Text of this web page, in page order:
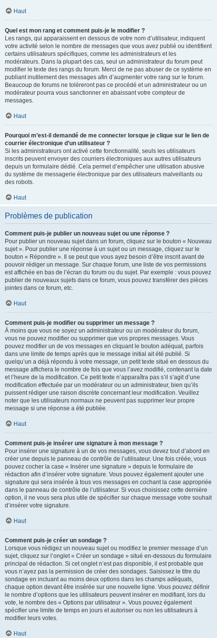
Haut
Quel est mon rang et comment puis-je le modifier ?
Les rangs, qui apparaissent en dessous de votre nom d’utilisateur, indiquent
votre activité selon le nombre de messages que vous avez publié ou identifient
certains utilisateurs spécifiques, comme les administrateurs et les
modérateurs. Dans la plupart des cas, seul un administrateur du forum peut
modifier le texte des rangs du forum. Merci de ne pas abuser de ce système en
publiant inutilement des messages afin d’augmenter votre rang sur le forum.
Beaucoup de forums ne toléreront pas ce procédé et un administrateur ou un
modérateur pourra vous sanctionner en abaissant votre compteur de
messages.
Haut
Pourquoi m’est-il demandé de me connecter lorsque je clique sur le lien de
courrier électronique d’un utilisateur ?
Si les administrateurs ont activé cette fonctionnalité, seuls les utilisateurs
inscrits peuvent envoyer des courriers électroniques aux autres utilisateurs
depuis un formulaire dédié. Cela permet d’empêcher une utilisation abusive
du système de messagerie électronique par des utilisateurs malveillants ou
des robots.
Haut
Problèmes de publication
Comment puis-je publier un nouveau sujet ou une réponse ?
Pour publier un nouveau sujet dans un forum, cliquez sur le bouton « Nouveau
sujet ». Pour publier une réponse à un sujet ou un message, cliquez sur le
bouton « Répondre ». Il se peut que vous ayez besoin d’être inscrit avant de
pouvoir rédiger un message. Sur chaque forum, une liste de vos permissions
est affichée en bas de l’écran du forum ou du sujet. Par exemple : vous pouvez
publier de nouveaux sujets dans ce forum, vous pouvez transférer des pièces
jointes dans ce forum, etc.
Haut
Comment puis-je modifier ou supprimer un message ?
À moins que vous ne soyez un administrateur ou un modérateur du forum,
vous ne pouvez modifier ou supprimer que vos propres messages. Vous
pouvez modifier un de vos messages en cliquant le bouton adéquat, parfois
dans une limite de temps après que le message initial ait été publié. Si
quelqu’un a déjà répondu à votre message, un petit texte situé en dessous du
message affichera le nombre de fois que vous l’avez modifié, contenant la date
et l’heure de la modification. Ce petit texte n’apparaîtra pas s’il s’agit d’une
modification effectuée par un modérateur ou un administrateur, bien qu’ils
puissent rédiger une raison discrète concernant leur modification. Veuillez
noter que les utilisateurs normaux ne peuvent pas supprimer leur propre
message si une réponse a été publiée.
Haut
Comment puis-je insérer une signature à mon message ?
Pour insérer une signature à un de vos messages, vous devez tout d’abord en
créer une depuis le panneau de contrôle de l’utilisateur. Une fois créée, vous
pouvez cocher la case « Insérer une signature » depuis le formulaire de
rédaction afin d’insérer votre signature. Vous pouvez également ajouter une
signature qui sera insérée à tous vos messages en cochant la case appropriée
dans le panneau de contrôle de l’utilisateur. Si vous choisissez cette dernière
option, il ne vous sera plus utile de spécifier sur chaque message votre souhait
d’insérer votre signature.
Haut
Comment puis-je créer un sondage ?
Lorsque vous rédigez un nouveau sujet ou modifiez le premier message d’un
sujet, cliquez sur l’onglet « Créer un sondage » situé en-dessous du formulaire
principal de rédaction. Si cet onglet n’est pas disponible, il est probable que
vous n’ayez pas la permission de créer des sondages. Saisissez le titre du
sondage en incluant au moins deux options dans les champs adéquats,
chaque option devant être insérée sur une nouvelle ligne. Vous pouvez définir
le nombre d’options que les utilisateurs peuvent insérer en modifiant, lors du
vote, le nombre des « Options par utilisateur ». Vous pouvez également
spécifier une limite de temps en jours et autoriser ou non les utilisateurs à
modifier leurs votes.
Haut